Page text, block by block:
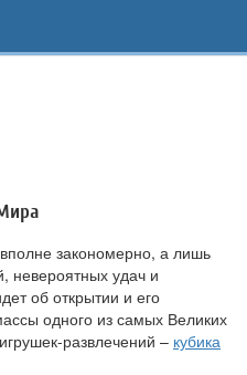
закономерно, а лишь
невероятных удач и
об открытии и его
одного из самых Великих
развлечений – кубика